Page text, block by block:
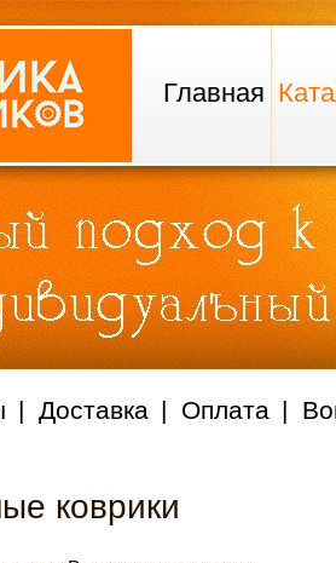
Главная
Доставка Оплата
коврики